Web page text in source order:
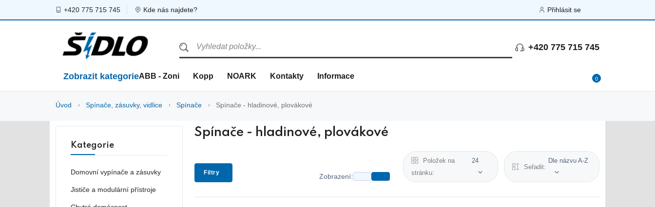
+420 775 715 745 Kde nás najdete? Přihlásit se
+420 775 715 745
Zobrazit kategorieABB - Zoni Kopp NOARK Kontakty Informace 0
Úvod Spínače, zásuvky, vidlice Spínače Spínače - hladinové, plovákové
Spínače - hladinové, plovákové
Filtry Zobrazení:
Položek na
stránku:
24
Seřadit:
Dle názvu A-Z
Kategorie
Domovní vypínače a zásuvky
Jističe a modulární přístroje